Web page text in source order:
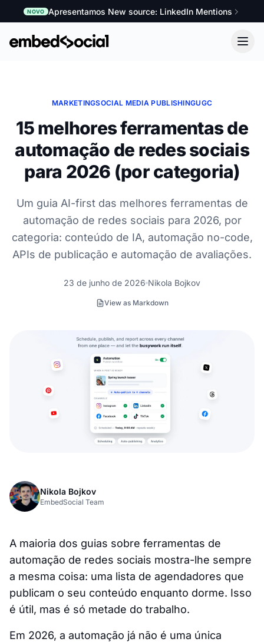
NOVO Apresentamos New source: LinkedIn Mentions
MARKETINGSOCIAL MEDIA PUBLISHINGUGC
15 melhores ferramentas de
automação de redes sociais
para 2026 (por categoria)
Um guia AI-first das melhores ferramentas de
automação de redes sociais para 2026, por
categoria: conteúdo de IA, automação no-code,
APIs de publicação e automação de avaliações.
23 de junho de 2026 Nikola Bojkov
View as Markdown
Nikola Bojkov
EmbedSocial Team
A maioria dos guias sobre ferramentas de
automação de redes sociais mostra-lhe sempre
a mesma coisa: uma lista de agendadores que
publicam o seu conteúdo enquanto dorme. Isso
é útil, mas é só metade do trabalho.
Em 2026, a automação já não é uma única